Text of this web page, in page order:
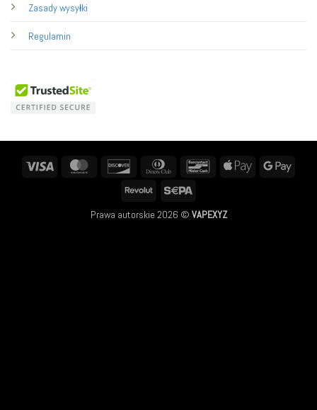
Zasady wysyłki
Regulamin
MasterCard Discover
Dinners
BancontactApple
Revolut
Prawa autorskie 2026 © VAPEXYZ